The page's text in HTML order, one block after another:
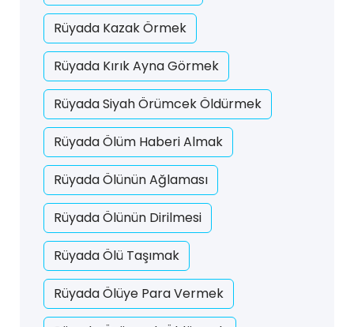
Rüyada Kazak Örmek
Rüyada Kırık Ayna Görmek
Rüyada Siyah Örümcek Öldürmek
Rüyada Ölüm Haberi Almak
Rüyada Ölünün Ağlaması
Rüyada Ölünün Dirilmesi
Rüyada Ölü Taşımak
Rüyada Ölüye Para Vermek